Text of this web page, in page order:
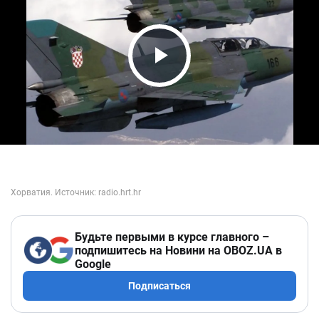
Play Video
Будьте первыми в курсе главного –
подпишитесь на Новини на OBOZ.UA в
Google
Подписаться